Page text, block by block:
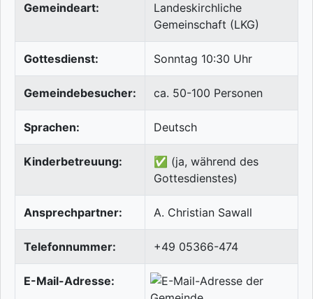
Gemeindeart:
Landeskirchliche
Gemeinschaft (LKG)
Gottesdienst: Sonntag 10:30 Uhr
Gemeindebesucher: ca. 50-100 Personen
Sprachen: Deutsch
Kinderbetreuung:
✅ (ja, während des
Gottesdienstes)
Ansprechpartner: A. Christian Sawall
Telefonnummer: +49 05366-474
E-Mail-Adresse: